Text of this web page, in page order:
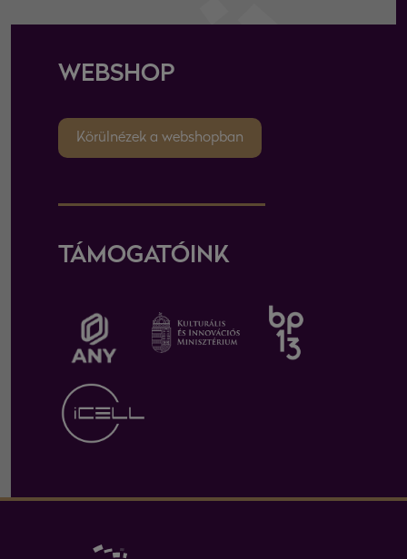
WEBSHOP
Körülnézek a webshopban
TÁMOGATÓINK